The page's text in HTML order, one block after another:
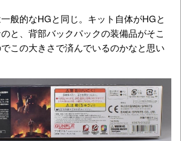
般的なHGと同じ。キット自体がHGと
と、背部バックパックの装備品がそこ
この大きさで済んでいるのかなと思い